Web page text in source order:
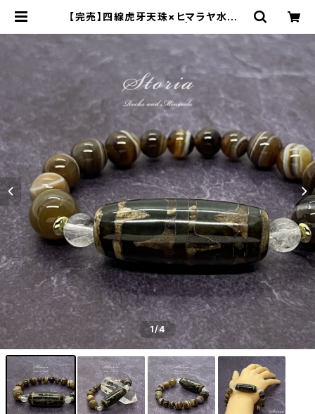
【完売】四線虎牙天珠×ヒマラヤ水晶×
1/4